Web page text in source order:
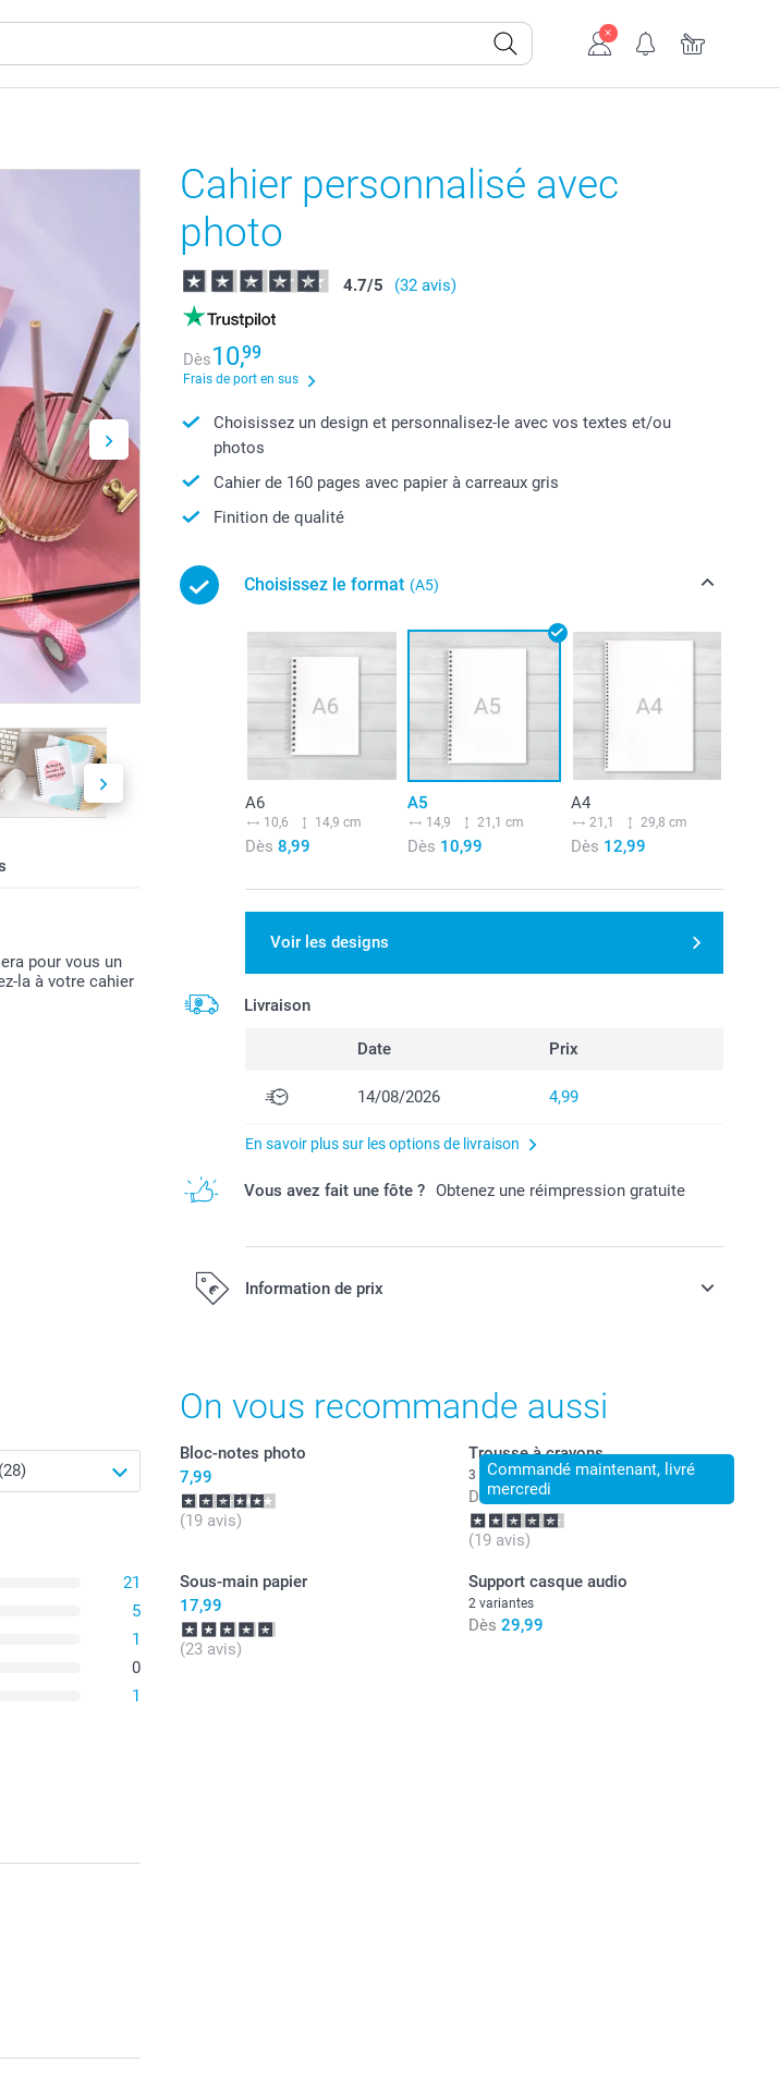
pour vous un
la à votre cahier
Cahier personnalisé avec
photo
4.7/5 (32 avis)
Dès10,99
Frais de port en sus
Choisissez un design et personnalisez-le avec vos textes et/ou
photos
Cahier de 160 pages avec papier à carreaux gris
Finition de qualité
Choisissez le format (A5)
A6
10,6 14,9 cm
Dès 8,99
A5
14,9 21,1 cm
Dès 10,99
A4
21,1 29,8 cm
Dès 12,99
Voir les designs
Livraison
Date Prix
14/08/2026 4,99
En savoir plus sur les options de livraison
Vous avez fait une fôte ? Obtenez une réimpression gratuite
Information de prix
21
5
1
0
1
On vous recommande aussi
Bloc-notes photo
7,99
(19 avis)
Commandé maintenant, livré
mercredi
Trousse à crayons
3 variantes
Dès 16,99
(19 avis)
Sous-main papier
17,99
(23 avis)
Support casque audio
2 variantes
Dès 29,99